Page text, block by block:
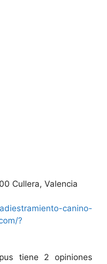
Cullera, Valencia
canino-
?
tiene 2 opiniones